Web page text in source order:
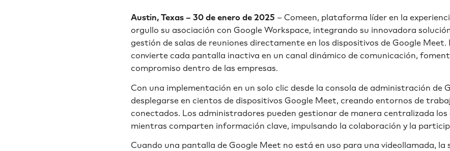
Austin, Texas – 30 de enero de 2025 – Comeen, plataforma líder en la
orgullo su asociación con Google Workspace, integrando su innovadora
gestión de salas de reuniones directamente en los dispositivos de Google
convierte cada pantalla inactiva en un canal dinámico de comunicación,
compromiso dentro de las empresas.
Con una implementación en un solo clic desde la consola de administración de
desplegarse en cientos de dispositivos Google Meet, creando entornos de
conectados. Los administradores pueden gestionar de manera centralizada los
mientras comparten información clave, impulsando la colaboración y la
Cuando una pantalla de Google Meet no está en uso para una videollamada, la